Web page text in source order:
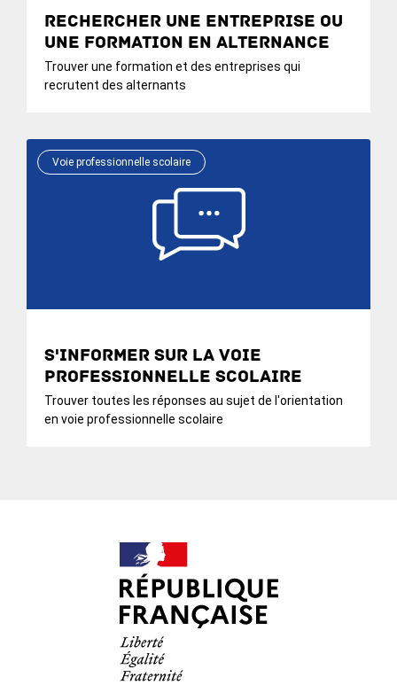
Rechercher une entreprise ou
une formation en alternance
Trouver une formation et des entreprises qui
recrutent des alternants
Voie professionnelle scolaire
S'informer sur la voie
professionnelle scolaire
Trouver toutes les réponses au sujet de l'orientation
en voie professionnelle scolaire